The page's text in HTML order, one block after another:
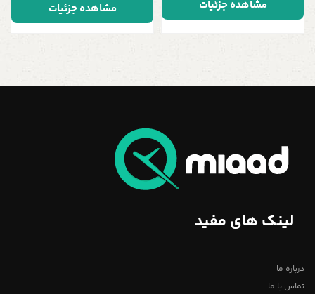
مشاهده جزئیات مشاهده جزئیات
لینک های مفید
درباره ما
تماس با ما